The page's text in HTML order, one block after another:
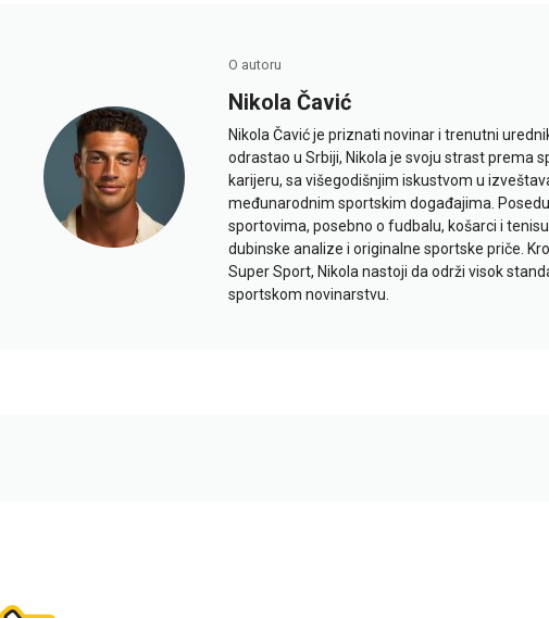
O autoru
Nikola Čavić
Nikola Čavić je priznati novinar i trenutni
odrastao u Srbiji, Nikola je svoju strast prema
karijeru, sa višegodišnjim iskustvom u
međunarodnim sportskim događajima.
sportovima, posebno o fudbalu, košarci i
dubinske analize i originalne sportske priče.
Super Sport, Nikola nastoji da održi visok
sportskom novinarstvu.